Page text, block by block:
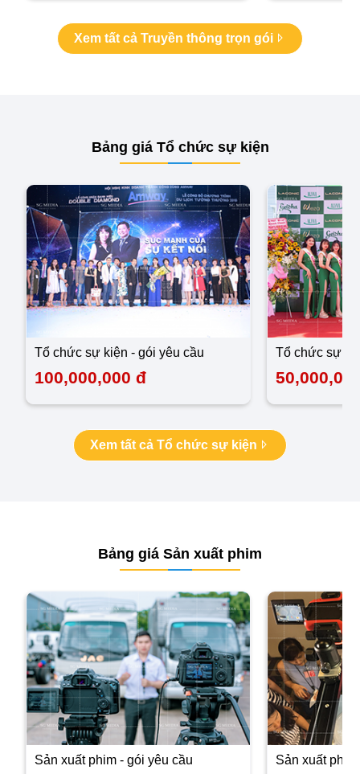
Xem tất cả Truyền thông trọn gói
Bảng giá Tổ chức sự kiện
tổ chức sự kiện - gói yêu cầu
100,000,000 đ
tổ chức sự
Xem tất cả Tổ chức sự kiện
Bảng giá Sản xuất phim
sản xuất phim - gói yêu cầu sản xuất